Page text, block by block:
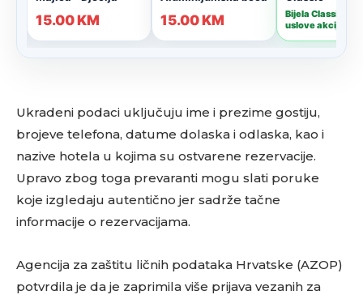
Ukradeni podaci uključuju ime i prezime gostiju,
brojeve telefona, datume dolaska i odlaska, kao i
nazive hotela u kojima su ostvarene rezervacije.
Upravo zbog toga prevaranti mogu slati poruke
koje izgledaju autentično jer sadrže tačne
informacije o rezervacijama.
Agencija za zaštitu ličnih podataka Hrvatske (AZOP)
potvrdila je da je zaprimila više prijava vezanih za